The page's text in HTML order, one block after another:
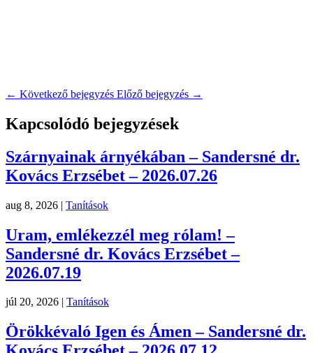
← Következő bejegyzés Előző bejegyzés →
Kapcsolódó bejegyzések
Szárnyainak árnyékában – Sandersné dr.
Kovács Erzsébet – 2026.07.26
aug 8, 2026 | Tanítások
Uram, emlékezzél meg rólam! –
Sandersné dr. Kovács Erzsébet –
2026.07.19
júl 20, 2026 | Tanítások
Örökkévaló Igen és Ámen – Sandersné dr.